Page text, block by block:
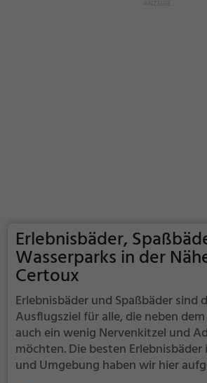
Erlebnisbäder,
Wasserparks in der
Certoux
Erlebnisbäder und Spaßbäder sind
Ausflugsziel für alle, die neben
auch ein wenig Nervenkitzel und
möchten. Die besten
und Umgebung haben wir hier